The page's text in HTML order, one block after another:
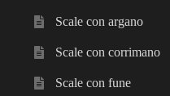
Scale con argano
Scale con corrimano
Scale con fune